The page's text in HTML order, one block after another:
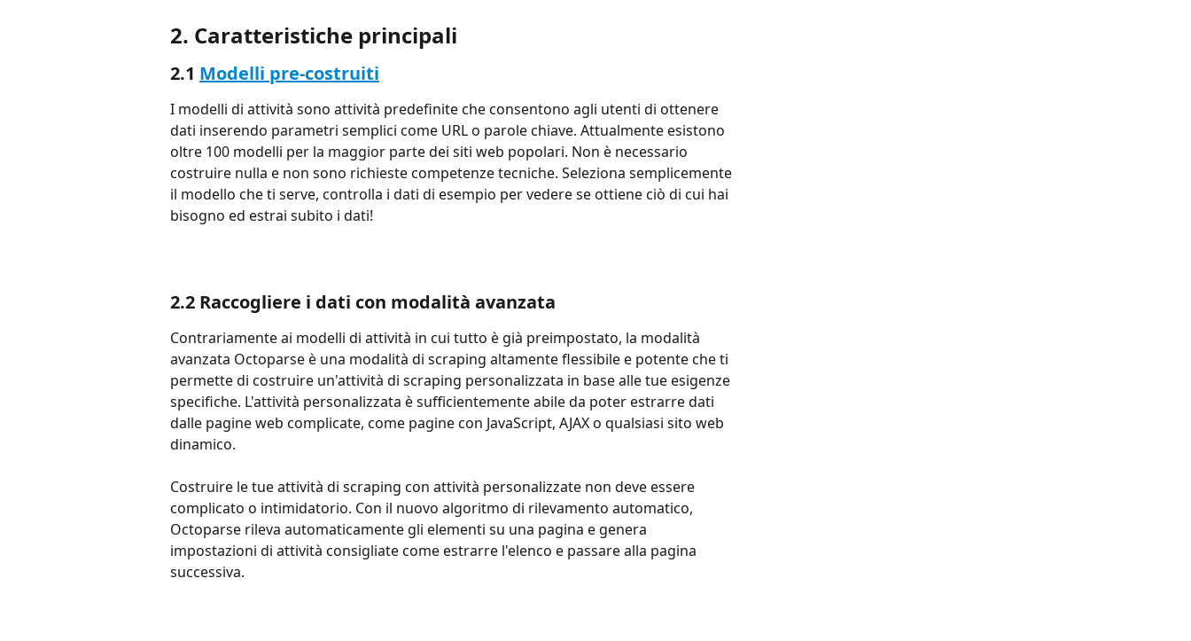
2. Caratteristiche principali
2.1 Modelli pre-costruiti
I modelli di attività sono attività predefinite che consentono agli utenti di ottenere
dati inserendo parametri semplici come URL o parole chiave. Attualmente esistono
oltre 100 modelli per la maggior parte dei siti web popolari. Non è necessario
costruire nulla e non sono richieste competenze tecniche. Seleziona semplicemente
il modello che ti serve, controlla i dati di esempio per vedere se ottiene ciò di cui hai
bisogno ed estrai subito i dati!
2.2 Raccogliere i dati con modalità avanzata
Contrariamente ai modelli di attività in cui tutto è già preimpostato, la modalità
avanzata Octoparse è una modalità di scraping altamente flessibile e potente che ti
permette di costruire un'attività di scraping personalizzata in base alle tue esigenze
specifiche. L'attività personalizzata è sufficientemente abile da poter estrarre dati
dalle pagine web complicate, come pagine con JavaScript, AJAX o qualsiasi sito web
dinamico.
Costruire le tue attività di scraping con attività personalizzate non deve essere
complicato o intimidatorio. Con il nuovo algoritmo di rilevamento automatico,
Octoparse rileva automaticamente gli elementi su una pagina e genera
impostazioni di attività consigliate come estrarre l'elenco e passare alla pagina
successiva.